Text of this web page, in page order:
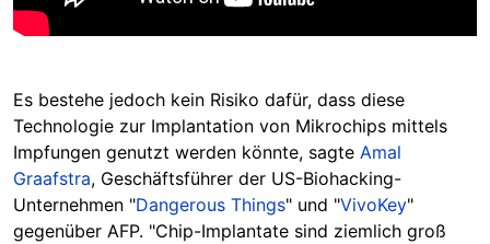
Es bestehe jedoch kein Risiko dafür, dass diese
Technologie zur Implantation von Mikrochips mittels
Impfungen genutzt werden könnte, sagte Amal
Graafstra, Geschäftsführer der US-Biohacking-
Unternehmen "Dangerous Things" und "VivoKey"
gegenüber AFP. "Chip-Implantate sind ziemlich groß